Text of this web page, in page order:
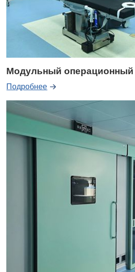
Модульный операционный
Подробнее